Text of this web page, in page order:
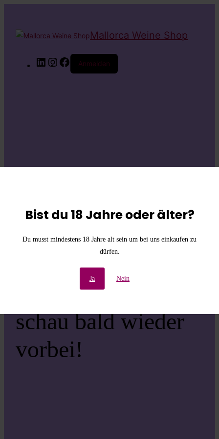
Bist du 18 Jahre oder älter?
Du musst mindestens 18 Jahre alt sein um bei uns einkaufen zu
dürfen.
Ja Nein
Mallorca Weine Shop
LinkedInInstagram
Facebook
Anmelden
die
Unannehmlichkeiten!
Wir arbeiten an einer
großartigen Sache –
schau bald wieder
vorbei!